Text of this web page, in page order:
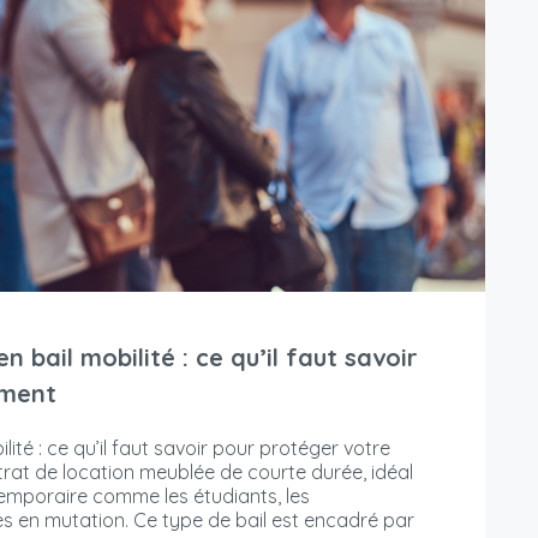
bail mobilité : ce qu’il faut savoir
: ce qu’il faut savoir pour protéger votre
de location meublée de courte durée, idéal
comme les étudiants, les
en mutation. Ce type de bail est encadré par